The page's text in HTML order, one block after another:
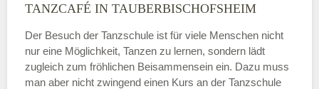
TANZCAFÉ IN TAUBERBISCHOFSHEIM
Der Besuch der Tanzschule ist für viele Menschen nicht
nur eine Möglichkeit, Tanzen zu lernen, sondern lädt
zugleich zum fröhlichen Beisammensein ein. Dazu muss
man aber nicht zwingend einen Kurs an der Tanzschule